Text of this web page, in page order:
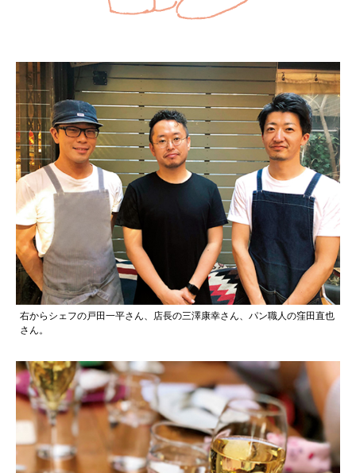
右からシェフの戸田一平さん、店長の三澤康幸さん、パン職人の窪田直也
さん。